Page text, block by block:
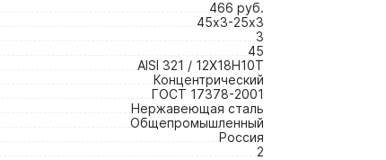
466 руб.
45х3-25х3
3
45
AISI 321 / 12Х18Н10Т
Концентрический
ГОСТ 17378-2001
Нержавеющая сталь
Общепромышленный
Россия
2